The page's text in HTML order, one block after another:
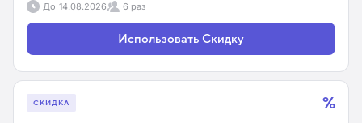
До 14.08.2026 6 раз
Использовать Скидку
%
СКИДКА